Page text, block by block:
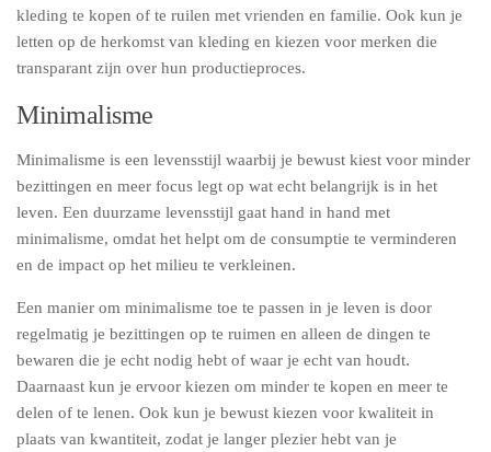
kleding te kopen of te ruilen met vrienden en familie. Ook kun je
letten op de herkomst van kleding en kiezen voor merken die
transparant zijn over hun productieproces.
Minimalisme
Minimalisme is een levensstijl waarbij je bewust kiest voor minder
bezittingen en meer focus legt op wat echt belangrijk is in het
leven. Een duurzame levensstijl gaat hand in hand met
minimalisme, omdat het helpt om de consumptie te verminderen
en de impact op het milieu te verkleinen.
Een manier om minimalisme toe te passen in je leven is door
regelmatig je bezittingen op te ruimen en alleen de dingen te
bewaren die je echt nodig hebt of waar je echt van houdt.
Daarnaast kun je ervoor kiezen om minder te kopen en meer te
delen of te lenen. Ook kun je bewust kiezen voor kwaliteit in
plaats van kwantiteit, zodat je langer plezier hebt van je